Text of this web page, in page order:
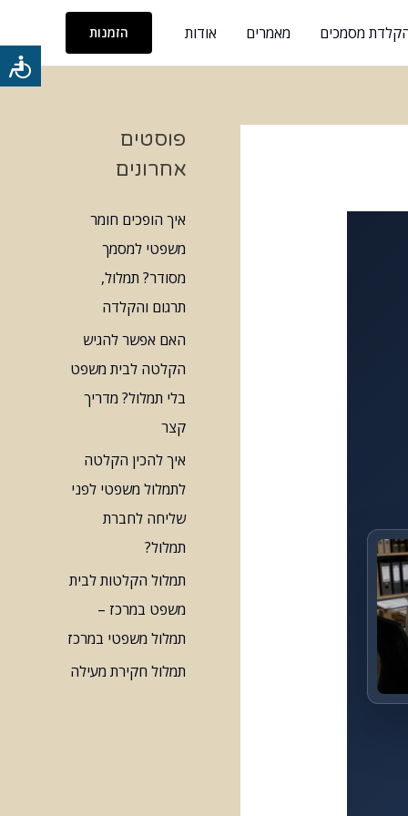
מסמכים מאמרים אודות הזמנות
פוסטים
אחרונים
איך הופכים חומר
משפטי למסמך
מסודר? תמלול,
תרגום והקלדה
האם אפשר להגיש
הקלטה לבית משפט
בלי תמלול? מדריך
קצר
איך להכין הקלטה
לתמלול משפטי לפני
שליחה לחברת
תמלול?
תמלול הקלטות לבית
משפט במרכז –
תמלול משפטי במרכז
תמלול חקירת מעילה
נגישות